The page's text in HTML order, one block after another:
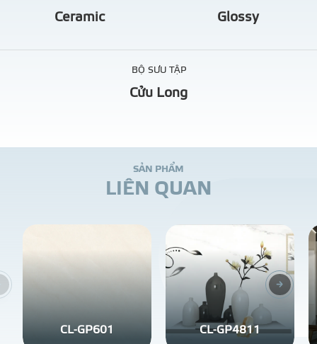
Ceramic Glossy
BỘ SƯU TẬP
Cửu Long
SẢN PHẨM
LIÊN QUAN
CL-GP601 CL-GP4811